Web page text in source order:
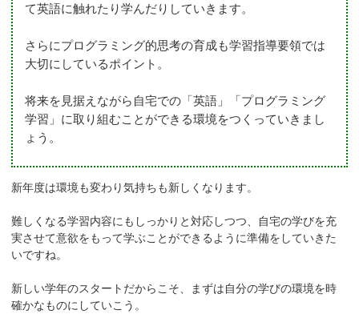
て英語に触れたり学んだりしていきます。
さらにプログラミング的思考の育成も学習指導要領では
大切にしているポイント。
将来を見据えながら自宅での「英語」「プログラミング
学習」に取り組むことができる環境をつくっていきまし
ょう。
新年度は環境も変わり気持ちも新しくなります。
難しくなる学習内容にもしっかりと対応しつつ、自宅の学びを充
実させて意欲をもって学ぶことができるように準備をしていきた
いですね。
新しい学年のスタートだからこそ、まずは自分の学びの環境を時
確かなものにしていこう。